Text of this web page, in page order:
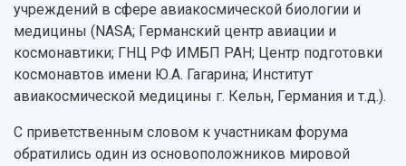
учреждений в сфере авиакосмической биологии и
медицины (NASA; Германский центр авиации и
космонавтики; ГНЦ РФ ИМБП РАН; Центр подготовки
космонавтов имени Ю.А. Гагарина; Институт
авиакосмической медицины г. Кельн, Германия и т.д.).
С приветственным словом к участникам форума
обратились один из основоположников мировой